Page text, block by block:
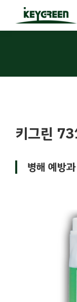
키그린
병해 예방